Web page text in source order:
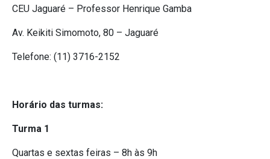
CEU Jaguaré – Professor Henrique Gamba
Av. Keikiti Simomoto, 80 – Jaguaré
Telefone: (11) 3716-2152
Horário das turmas:
Turma 1
Quartas e sextas feiras – 8h às 9h